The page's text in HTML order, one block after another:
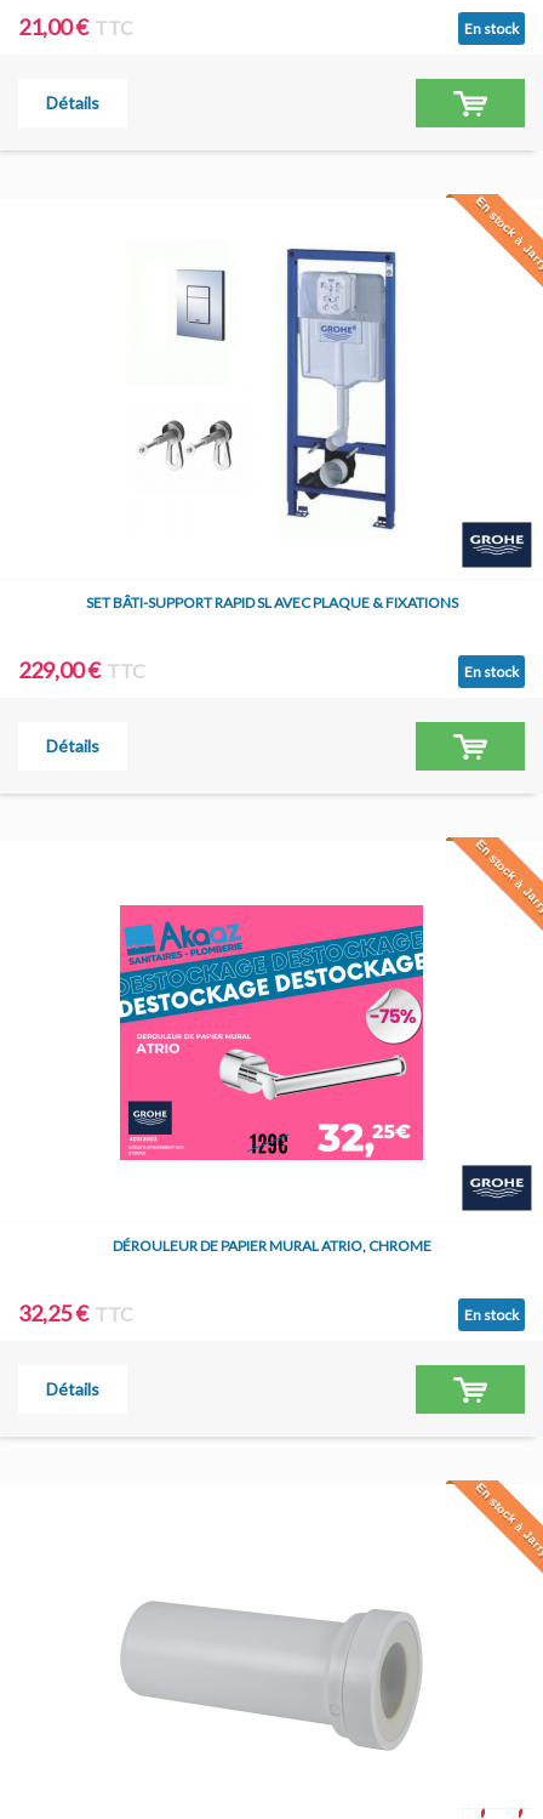
21,00 € TTC En stock
Détails
En stock à
SET BÂTI-SUPPORT RAPID SL AVEC PLAQUE & FIXATIONS
229,00 € TTC En stock
Détails
PROMO !
En stock à
DÉROULEUR DE PAPIER MURAL ATRIO, CHROME
32,25 € TTC En stock
Détails
En stock à